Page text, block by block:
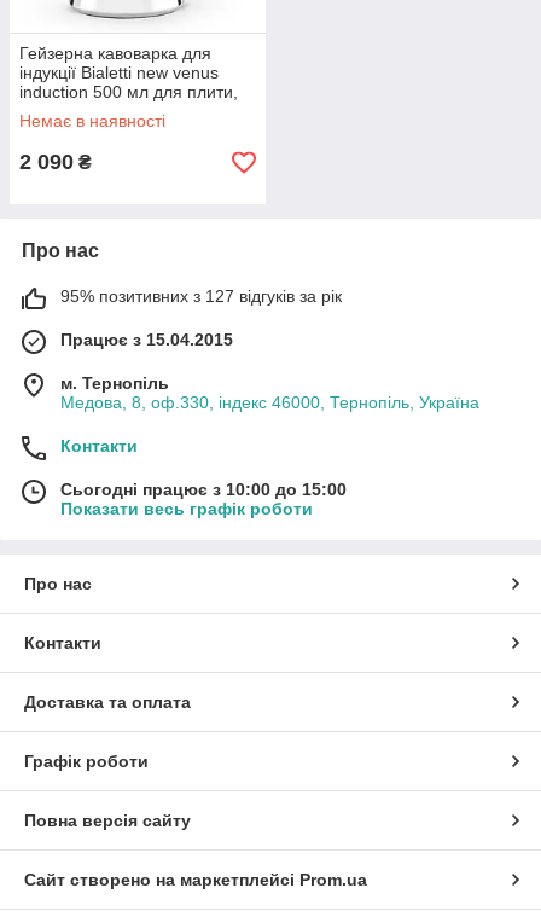
Гейзерна кавоварка для
індукції Bialetti new venus
induction 500 мл для плити,
на 10 чашок з нержавійки
Немає в наявності
2 090 ₴
Про нас
95% позитивних з 127 відгуків за рік
Працює з 15.04.2015
м. Тернопіль
Медова, 8, оф.330, індекс 46000, Тернопіль, Україна
Контакти
Сьогодні працює з 10:00 до 15:00
Показати весь графік роботи
Про нас
Контакти
Доставка та оплата
Графік роботи
Повна версія сайту
Сайт створено на маркетплейсі Prom.ua